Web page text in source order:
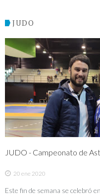
JUDO
JUDO - Campeonato de
20 ene 2020
Este fin de semana se celebró